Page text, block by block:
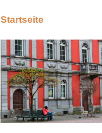
Startseite